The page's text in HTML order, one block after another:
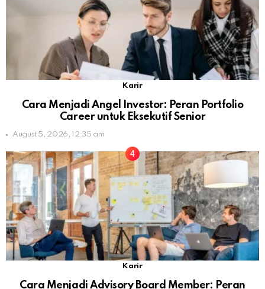
Karir
Cara Menjadi Angel Investor: Peran Portfolio
Career untuk Eksekutif Senior
August 5, 2026, 12:35 am
Karir
Cara Menjadi Advisory Board Member: Peran